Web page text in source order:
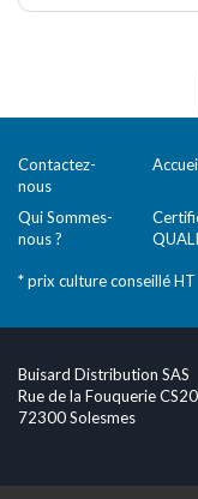
Contactez-
nous
Qui Sommes-
nous ?
* prix culture conseillé HT
Buisard Distribution SAS
Rue de la Fouquerie
72300 Solesmes